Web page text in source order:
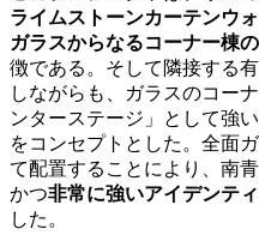
ライムストーンカーテンウ
ガラスからなるコーナー棟
徴である。そして隣接する
しながらも、ガラスのコー
ンターステージ」として強
をコンセプトとした。全面
て配置することにより、南
かつ非常に強いアイデンテ
した。